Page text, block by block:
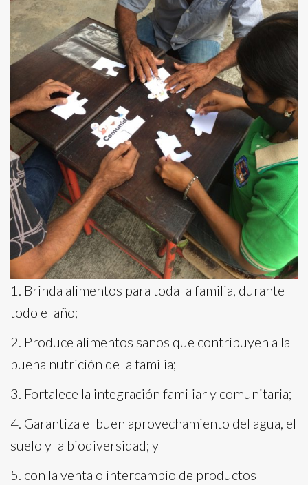
1. Brinda alimentos para toda la familia, durante
todo el año;
2. Produce alimentos sanos que contribuyen a la
buena nutrición de la familia;
3. Fortalece la integración familiar y comunitaria;
4. Garantiza el buen aprovechamiento del agua, el
suelo y la biodiversidad; y
5. con la venta o intercambio de productos